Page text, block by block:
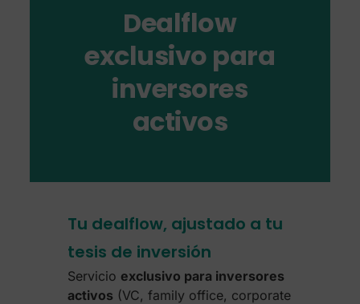
Dealflow
exclusivo para
inversores
activos
Tu dealflow, ajustado a tu
tesis de inversión
Servicio exclusivo para inversores
activos (VC, family office, corporate